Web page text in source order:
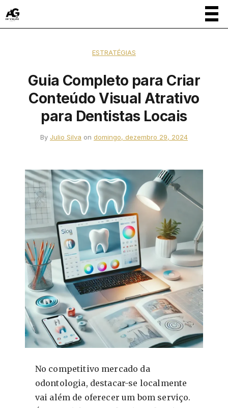
ESTRATÉGIAS
Guia Completo para Criar
Conteúdo Visual Atrativo
para Dentistas Locais
By Julio Silva on domingo, dezembro 29, 2024
No competitivo mercado da
odontologia, destacar-se localmente
vai além de oferecer um bom serviço.